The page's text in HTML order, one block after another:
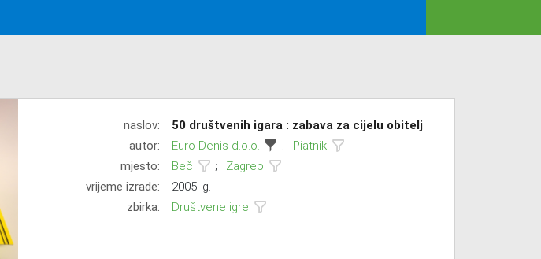
naslov:
50 društvenih igara : zabava za cijelu obitelj
autor:
Euro Denis d.o.o. ;
Piatnik
mjesto:
Beč ;
Zagreb
vrijeme izrade:
2005. g.
zbirka:
Društvene igre